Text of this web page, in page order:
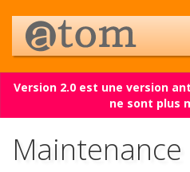
Version 2.0 est une version
ne sont plus
Maintenance